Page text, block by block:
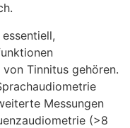
Tinnitus gehören.
Messungen
(>8